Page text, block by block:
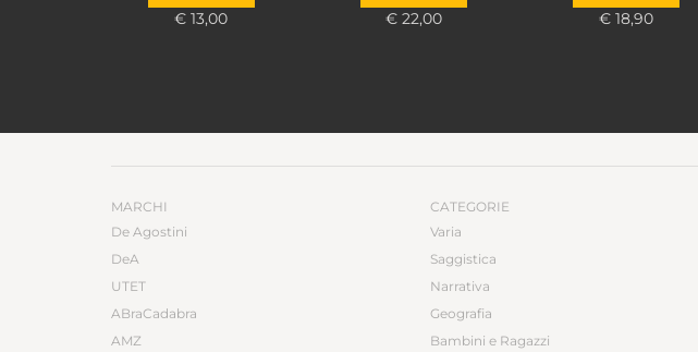
€ 13,00 € 22,00 € 18,90
MARCHI
De Agostini
DeA
UTET
ABraCadabra
AMZ
CATEGORIE
Varia
Saggistica
Narrativa
Geografia
Bambini e Ragazzi